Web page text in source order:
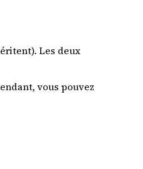
Les deux
vous pouvez